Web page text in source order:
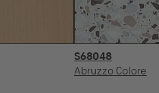
S68048
Abruzzo Colore